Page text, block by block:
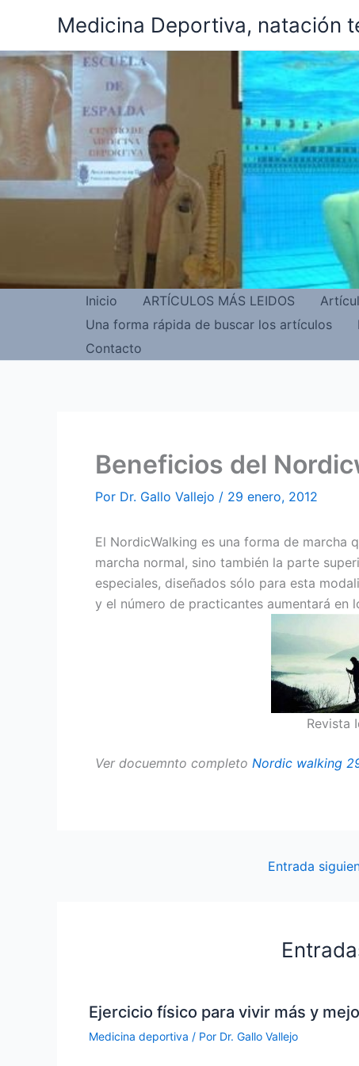
contenido
Medicina Deportiva, natación
Inicio ARTÍCULOS MÁS LEIDOS
Una forma rápida de buscar los artículos
Contacto
Beneficios del
Por Dr. Gallo Vallejo / 29 enero, 2012
El NordicWalking es una forma de marcha
marcha normal, sino también la parte
especiales, diseñados sólo para esta
y el número de practicantes aumentará en
Revista
Ver docuemnto completo Nordic walking
Entrada
Ejercicio físico para vivir más y
Medicina deportiva / Por Dr. Gallo Vallejo